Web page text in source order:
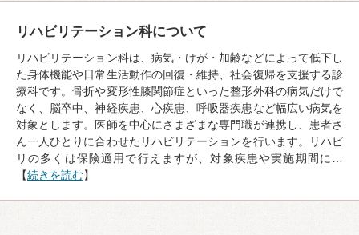
リハビリテーション科について
リハビリテーション科は、病気・けが・加齢などによって低下し
た身体機能や日常生活動作の回復・維持、社会復帰を支援する診
療科です。骨折や変形性膝関節症といった整形外科の病気だけで
なく、脳卒中、神経疾患、心疾患、呼吸器疾患など幅広い病気を
対象とします。医師を中心にさまざまな専門職が連携し、患者さ
ん一人ひとりに合わせたリハビリテーションを行います。リハビ
リの多くは保険適用で行えますが、対象疾患や実施期間に…
【続きを読む】